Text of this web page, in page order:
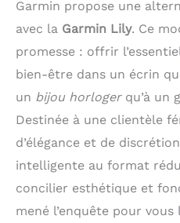
Garmin propose une
avec la Garmin Lily. Ce
promesse : offrir
bien-être dans un écrin
un bijou horlogerqu’à un
Destinée à une clientèle
d’élégance et de
intelligente au format
concilier esthétique et
mené l’enquête pour